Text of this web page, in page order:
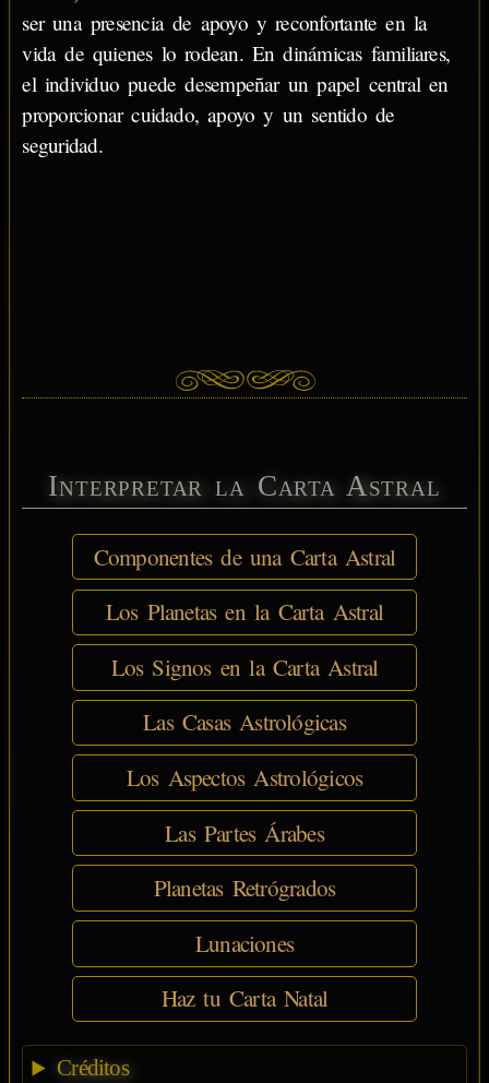
ser una presencia de apoyo y reconfortante en la
vida de quienes lo rodean. En dinámicas familiares,
el individuo puede desempeñar un papel central en
proporcionar cuidado, apoyo y un sentido de
seguridad.
Interpretar la Carta Astral
Componentes de una Carta Astral
Los Planetas en la Carta Astral
Los Signos en la Carta Astral
Las Casas Astrológicas
Los Aspectos Astrológicos
Las Partes Árabes
Planetas Retrógrados
Lunaciones
Haz tu Carta Natal
Créditos